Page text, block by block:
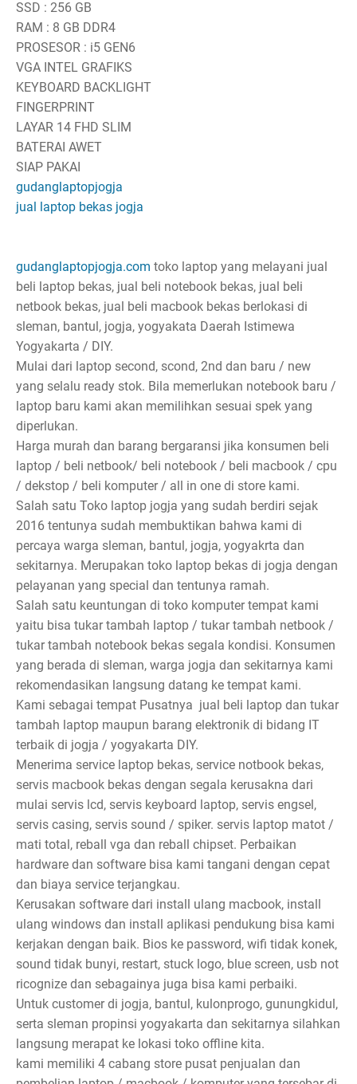
SSD : 256 GB
RAM : 8 GB DDR4
PROSESOR : i5 GEN6
VGA INTEL GRAFIKS
KEYBOARD BACKLIGHT
FINGERPRINT
LAYAR 14 FHD SLIM
BATERAI AWET
SIAP PAKAI
gudanglaptopjogja
jual laptop bekas jogja
gudanglaptopjogja.com toko laptop yang melayani jual
beli laptop bekas, jual beli notebook bekas, jual beli
netbook bekas, jual beli macbook bekas berlokasi di
sleman, bantul, jogja, yogyakata Daerah Istimewa
Yogyakarta / DIY.
Mulai dari laptop second, scond, 2nd dan baru / new
yang selalu ready stok. Bila memerlukan notebook baru /
laptop baru kami akan memilihkan sesuai spek yang
diperlukan.
Harga murah dan barang bergaransi jika konsumen beli
laptop / beli netbook/ beli notebook / beli macbook / cpu
/ dekstop / beli komputer / all in one di store kami.
Salah satu Toko laptop jogja yang sudah berdiri sejak
2016 tentunya sudah membuktikan bahwa kami di
percaya warga sleman, bantul, jogja, yogyakrta dan
sekitarnya. Merupakan toko laptop bekas di jogja dengan
pelayanan yang special dan tentunya ramah.
Salah satu keuntungan di toko komputer tempat kami
yaitu bisa tukar tambah laptop / tukar tambah netbook /
tukar tambah notebook bekas segala kondisi. Konsumen
yang berada di sleman, warga jogja dan sekitarnya kami
rekomendasikan langsung datang ke tempat kami.
Kami sebagai tempat Pusatnya jual beli laptop dan tukar
tambah laptop maupun barang elektronik di bidang IT
terbaik di jogja / yogyakarta DIY.
Menerima service laptop bekas, service notbook bekas,
servis macbook bekas dengan segala kerusakna dari
mulai servis lcd, servis keyboard laptop, servis engsel,
servis casing, servis sound / spiker. servis laptop matot /
mati total, reball vga dan reball chipset. Perbaikan
hardware dan software bisa kami tangani dengan cepat
dan biaya service terjangkau.
Kerusakan software dari install ulang macbook, install
ulang windows dan install aplikasi pendukung bisa kami
kerjakan dengan baik. Bios ke password, wifi tidak konek,
sound tidak bunyi, restart, stuck logo, blue screen, usb not
ricognize dan sebagainya juga bisa kami perbaiki.
Untuk customer di jogja, bantul, kulonprogo, gunungkidul,
serta sleman propinsi yogyakarta dan sekitarnya silahkan
langsung merapat ke lokasi toko offline kita.
kami memiliki 4 cabang store pusat penjualan dan